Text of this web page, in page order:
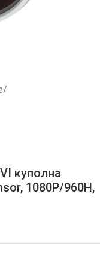
/
куполна
1080P/960H,